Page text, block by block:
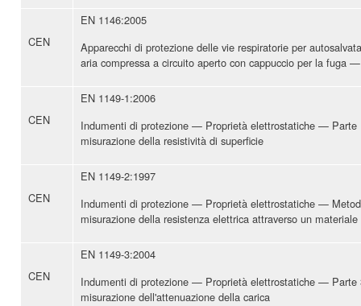
CEN
EN 1146:2005
Apparecchi di protezione delle vie respiratorie per
aria compressa a circuito aperto con cappuccio per la fuga
CEN
EN 1149-1:2006
Indumenti di protezione — Proprietà elettrostatiche — Parte
misurazione della resistività di superficie
CEN
EN 1149-2:1997
Indumenti di protezione — Proprietà elettrostatiche —
misurazione della resistenza elettrica attraverso un
CEN
EN 1149-3:2004
Indumenti di protezione — Proprietà elettrostatiche — Parte
misurazione dell'attenuazione della carica